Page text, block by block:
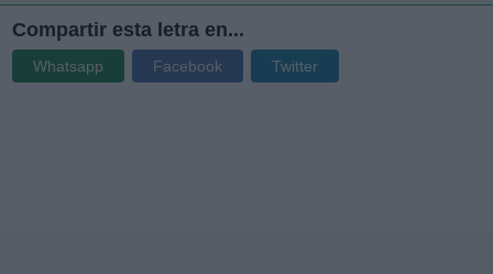
Compartir esta letra en...
Whatsapp Facebook Twitter